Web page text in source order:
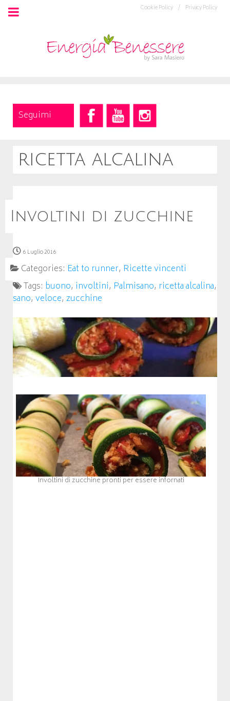
Privacy Policy
Cookie Policy /
Seguimi
ricetta alcalina
Involtini di zucchine
6 Luglio 2016
Categories: Eat to runner, Ricette vincenti
Tags: buono, involtini, Palmisano, ricetta alcalina,
sano, veloce, zucchine
Involtini di zucchine pronti per essere infornati